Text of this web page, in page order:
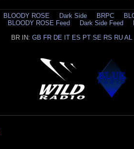
BLOODY ROSE Dark Side BRPC
BLOODY ROSE Feed..... Dark Side Feed.....
BR IN: GB FR DE IT ES PT SE RS RU AL